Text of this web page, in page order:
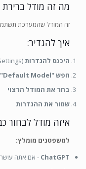
מה זה מודל
זה המודל שהמערכת
איך להגדיר:
היכנס להגדרות(Settings) - בדרך כלל כפתור גלגל שיניים ⚙️
חפש "Default Model"
בחר את המודל הרצוי
שמור את ההגדרות
איזה מודל לבחור
למשפטנים מומלץ:
ChatGPT - אם אתה